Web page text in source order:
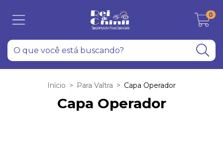
0
Início > Para Valtra > Capa Operador
Capa Operador